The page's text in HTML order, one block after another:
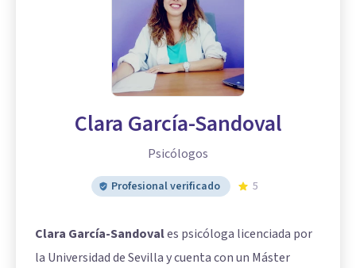
Clara García-Sandoval
Psicólogos
Profesional verificado 5
Clara García-Sandovales psicóloga licenciada por
la Universidad de Sevilla y cuenta con un Máster